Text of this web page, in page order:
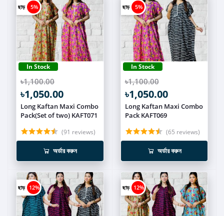
ছাড় 5%
In Stock
৳1,100.00
৳1,050.00
Long Kaftan Maxi Combo
Pack(Set of two) KAFT071
(91 reviews)
অর্ডার করুন
ছাড় 5%
In Stock
৳1,100.00
৳1,050.00
Long Kaftan Maxi Combo
Pack KAFT069
(65 reviews)
অর্ডার করুন
ছাড় 12% ছাড় 12%